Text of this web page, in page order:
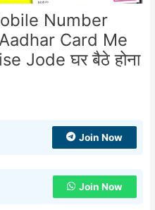
Number
Card Me
Jode घर बैठे होना
Join Now
Join Now